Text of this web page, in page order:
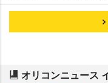
オリコンニュース